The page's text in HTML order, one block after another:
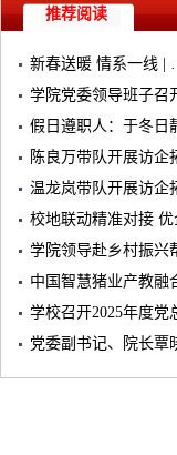
推荐阅读
新春送暖 情系一线 |
学院党委领导班子召
假日遵职人：于冬日
陈良万带队开展访
温龙岚带队开展访企
校地联动精准对接
学院领导赴乡村振兴
中国智慧猪业产教
学校召开2025年度
党委副书记、院长